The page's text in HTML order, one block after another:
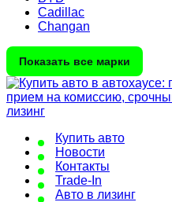
Cadillac
Changan
Показать все марки
Купить авто
Новости
Контакты
Trade-In
Авто в лизинг